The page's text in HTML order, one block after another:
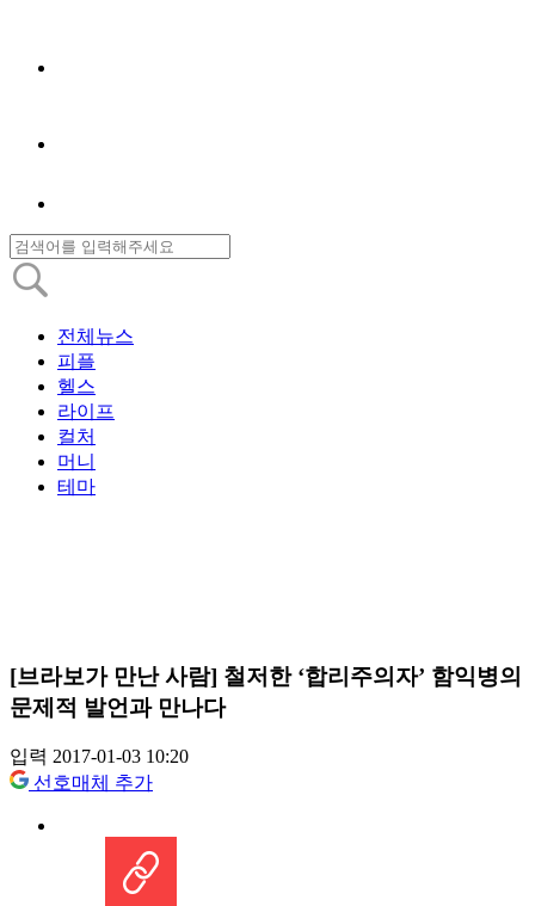
전체뉴스
피플
헬스
라이프
컬처
머니
테마
[브라보가 만난 사람] 철저한 ‘합리주의자’ 함익병의
문제적 발언과 만나다
입력 2017-01-03 10:20
선호매체 추가